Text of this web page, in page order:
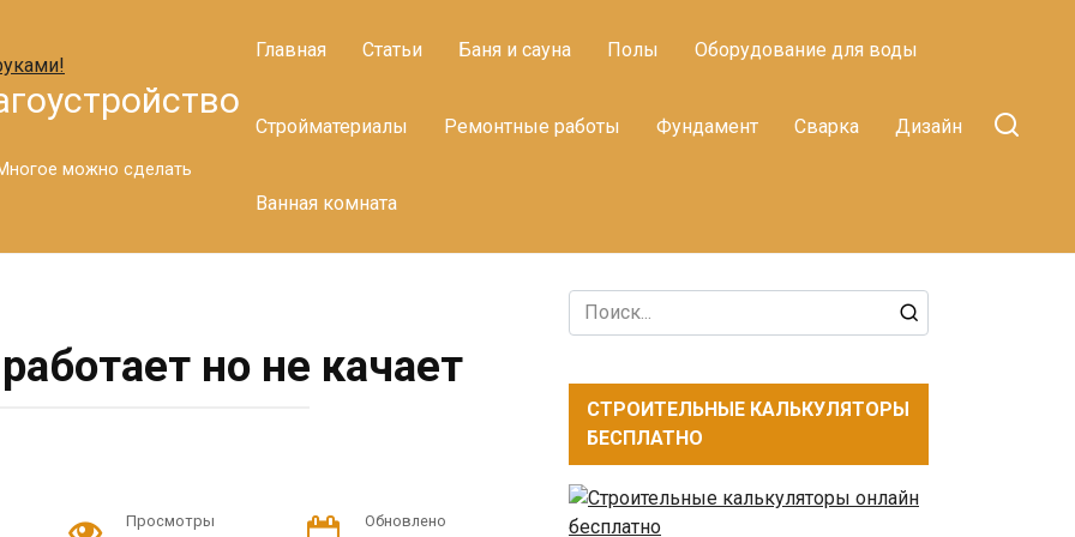
Многое можно сделать
Главная Статьи Баня и сауна Полы Оборудование для воды
Стройматериалы Ремонтные работы Фундамент Сварка Дизайн
Ванная комната
но не качает
Просмотры Обновлено
Search
for:
СТРОИТЕЛЬНЫЕ КАЛЬКУЛЯТОРЫ
БЕСПЛАТНО